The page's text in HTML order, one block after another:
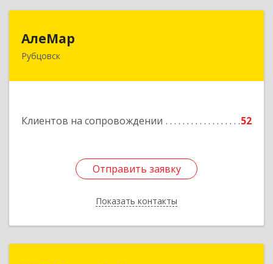
АлеМар
Рубцовск
Клиентов на сопровождении 52
Отправить заявку
Показать контакты
Отправить заявку
Назад